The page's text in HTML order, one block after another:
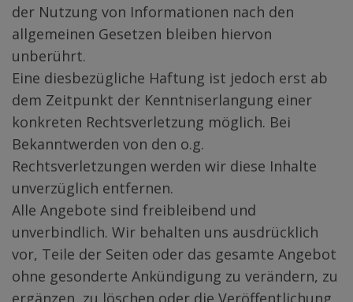
der Nutzung von Informationen nach den
allgemeinen Gesetzen bleiben hiervon
unberührt.
Eine diesbezügliche Haftung ist jedoch erst ab
dem Zeitpunkt der Kenntniserlangung einer
konkreten Rechtsverletzung möglich. Bei
Bekanntwerden von den o.g.
Rechtsverletzungen werden wir diese Inhalte
unverzüglich entfernen.
Alle Angebote sind freibleibend und
unverbindlich. Wir behalten uns ausdrücklich
vor, Teile der Seiten oder das gesamte Angebot
ohne gesonderte Ankündigung zu verändern, zu
ergänzen, zu löschen oder die Veröffentlichung